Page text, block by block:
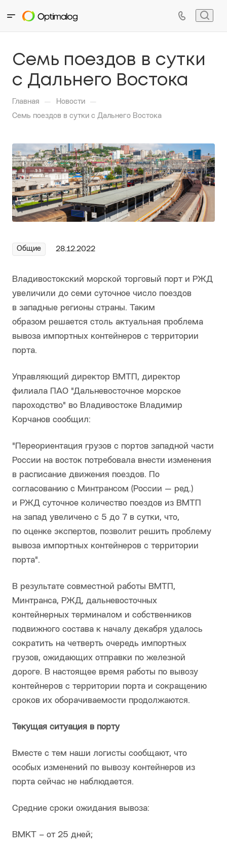
Семь поездов в сутки
с Дальнего Востока
Главная — Новости —
Семь поездов в сутки с Дальнего Востока
Общие 28.12.2022
Владивостокский морской торговый порт и РЖД
увеличили до семи суточное число поездов
в западные регионы страны. Таким
образом решается столь актуальная проблема
вывоза импортных контейнеров с территории
порта.
Управляющий директор ВМТП, директор
филиала ПАО "Дальневосточное морское
пароходство" во Владивостоке Владимир
Корчанов сообщил:
"Переориентация грузов с портов западной части
России на восток потребовала внести изменения
в расписание движения поездов. По
согласованию с Минтрансом (России — ред.)
и РЖД суточное количество поездов из ВМТП
на запад увеличено с 5 до 7 в сутки, что,
по оценке экспертов, позволит решить проблему
вывоза импортных контейнеров с территории
порта".
В результате совместной работы ВМТП,
Минтранса, РЖД, дальневосточных
контейнерных терминалом и собственников
подвижного состава к началу декабря удалось
сократить на четверть очередь импортных
грузов, ожидающих отправки по железной
дороге. В настоящее время работы по вывозу
контейнеров с территории порта и сокращению
сроков их оборачиваемости продолжаются.
Текущая ситуация в порту
Вместе с тем наши логисты сообщают, что
особых изменений по вывозу контейнеров из
порта сейчас не наблюдается.
Средние сроки ожидания вывоза:
ВМКТ – от 25 дней;